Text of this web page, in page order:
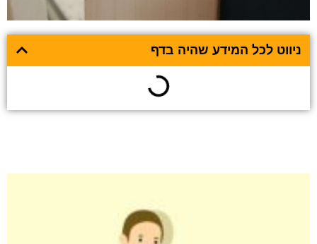
ניווט לכל המידע שהיה בדף